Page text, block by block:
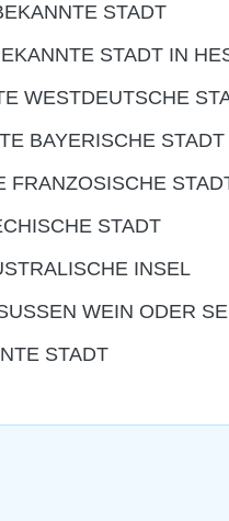
STADT
STADT IN
WESTDEUTSCHE
BAYERISCHE STADT
FRANZOSISCHE
STADT
INSEL
WEIN ODER
STADT